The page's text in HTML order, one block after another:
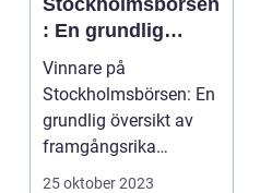
: En grundlig
översikt av
framgångsrika
investeringar
Vinnare på
Stockholmsbörsen: En
grundlig översikt av
framgångsrika
investeringar Inledning
25 oktober 2023